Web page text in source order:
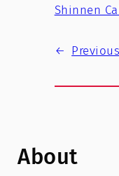
Shinnen
←
About